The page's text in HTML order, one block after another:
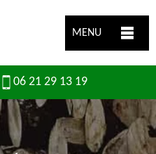
MENU
06 21 29 13 19